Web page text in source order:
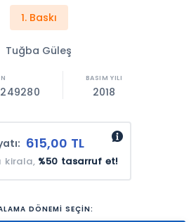
1. Baskı
Tuğba Güleş
2018
615,00 TL
kirala, %50 tasarruf et!
DÖNEMİ SEÇİN: